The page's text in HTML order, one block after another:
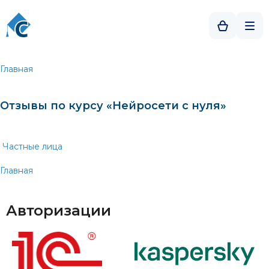
Главная
Отзывы по курсу «Нейросети с нуля»
Частные лица
Главная
Авторизации